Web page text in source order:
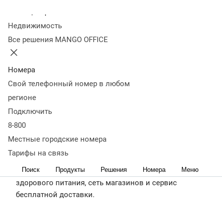
Недвижимость
Все решения MANGO OFFICE
Номера
Свой телефонный номер в любом
регионе
Подключить
8-800
Местные городские номера
Тарифы на связь
Поиск Продукты Решения Номера Меню
Общее количество магазинов – более 1900,
дарксторов — более 160. В штате — более 30 000
сотрудников. География присутствия – 160 городов
рублей. База уникальных покупателей — 7,6 млн.
человек. Количество СТМ-продуктов — более 4000.
https://vkusvill.ru/
О
проекте
внедрения
О компании
ВкусВилл – бренд полезных продуктов для
здорового питания, сеть магазинов и сервис
бесплатной доставки.